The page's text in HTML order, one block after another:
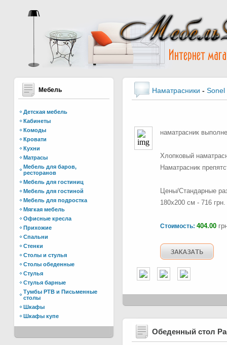
Мебель
Детская мебель
Кабинеты
Комоды
Кровати
Кухни
Матрасы
Мебель для баров,
ресторанов
Мебель для гостиниц
Мебель для гостиной
Мебель для подростка
Мягкая мебель
Офисные кресла
Прихожие
Спальни
Стенки
Столы и стулья
Столы обеденные
Стулья
Стулья барные
Тумбы РТВ и Письменные
столы
Шкафы
Шкафы купе
Наматрасники - Sonel
наматрасник
Хлопковый
Наматрасник
Цены/Стандарные
180х200 см - 716 грн.
Стоимость: 404.00
Обеденный стол